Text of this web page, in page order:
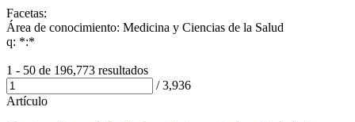
Facetas:
Área de conocimiento: Medicina y Ciencias de la Salud
q: *:*
1 - 50 de 196,773 resultados
/3,936
Artículo